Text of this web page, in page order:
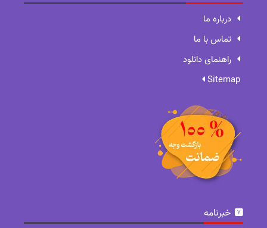
درباره ما
تماس با ما
راهنمای دانلود
Sitemap
خبرنامه